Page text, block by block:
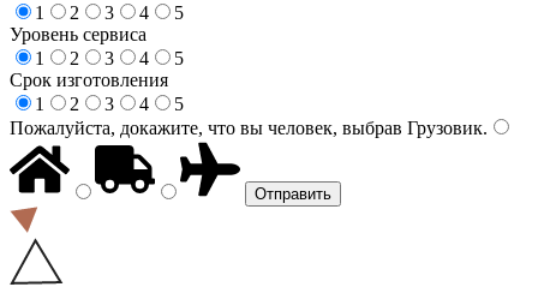
1
2 3 4
5
Уровень сервиса
1
2 3 4
5
Срок изготовления
1
2 3 4
5
Пожалуйста, докажите, что вы человек, выбрав Грузовик.